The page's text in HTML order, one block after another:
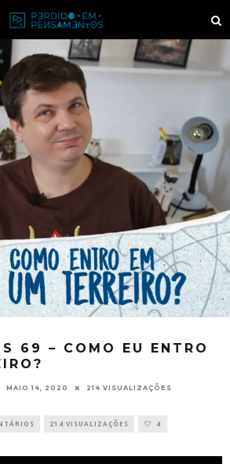
69 – COMO EU ENTRO
MAIO 14, 2020 214 VISUALIZAÇÕES
214 VISUALIZAÇÕES 4